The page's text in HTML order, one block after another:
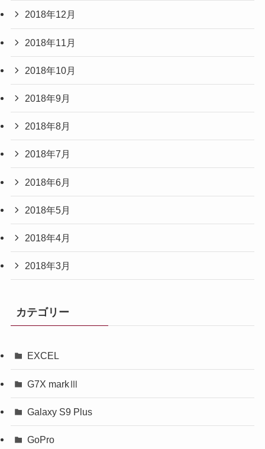
2018年12月
2018年11月
2018年10月
2018年9月
2018年8月
2018年7月
2018年6月
2018年5月
2018年4月
2018年3月
カテゴリー
EXCEL
G7X markⅢ
Galaxy S9 Plus
GoPro